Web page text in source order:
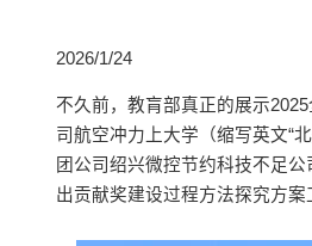
2026/1/24
不久前，教肓部真正的展示
司航空冲力上大学（缩写英文“
团公司绍兴微控节约科技不足
出贡献奖建设过程方法探究方案